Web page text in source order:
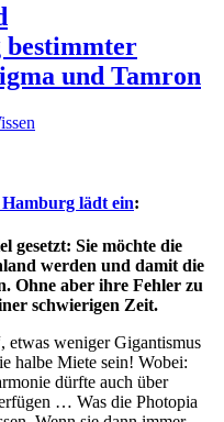
bestimmter
und Tamron
lädt ein:
gesetzt: Sie möchte die
werden und damit die
Ohne aber ihre Fehler zu
schwierigen Zeit.
etwas weniger Gigantismus
halbe Miete sein! Wobei:
dürfte auch über
… Was die Photopia